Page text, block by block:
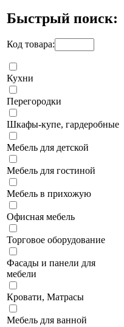
Быстрый поиск:
Код товара:
Кухни
Перегородки
Шкафы-купе, гардеробные
Мебель для детской
Мебель для гостиной
Мебель в прихожую
Офисная мебель
Торговое оборудование
Фасады и панели для
мебели
Кровати, Матрасы
Мебель для ванной